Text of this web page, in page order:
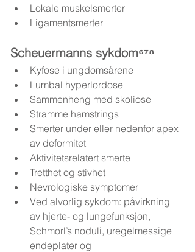
Lokale muskelsmerter
Ligamentsmerter
Scheuermanns sykdom⁶⁷⁸
Kyfose i ungdomsårene
Lumbal hyperlordose
Sammenheng med skoliose
Stramme hamstrings
Smerter under eller nedenfor apex
av deformitet
Aktivitetsrelatert smerte
Tretthet og stivhet
Nevrologiske symptomer
Ved alvorlig sykdom: påvirkning
av hjerte- og lungefunksjon,
Schmorl’s noduli, uregelmessige
endeplater og